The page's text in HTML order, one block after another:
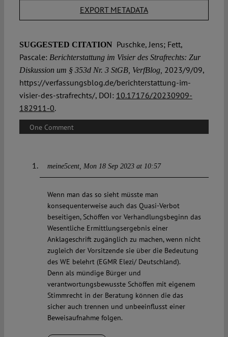
EXPORT METADATA
SUGGESTED CITATION Puschke, Jens; Fett,
Pascale: Berichterstattung im Visier des Strafrechts: Zur
Diskussion um § 353d Nr. 3 StGB, VerfBlog, 2023/9/09,
https://verfassungsblog.de/berichterstattung-im-
visier-des-strafrechts/, DOI: 10.17176/20230909-
182911-0.
One Comment
meine5cent Mon 18 Sep 2023 at 10:57
Wenn man das so sieht müsste man
konsequenterweise auch das Quasi-Verbot
beseitigen, Schöffen vor Verhandlungsbeginn das
Wesentliche Ermittlungsergebnis einer
Anklageschrift zugänglich zu machen, wenn nicht
zugleich der Vorsitzende sie über die Bedeutung
des WE belehrt (EGMR Elezi/ Deutschland).
Denn als mündige Bürger und
verantwortungsbewusste Schöffen mit eigenem
Stimmrecht in der Beratung können die das
sicher auch trennen und unbeeinflusst einer
Beweisaufnahme folgen.